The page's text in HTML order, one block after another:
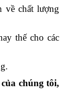
về chất lượng
thế cho các
chúng tôi,